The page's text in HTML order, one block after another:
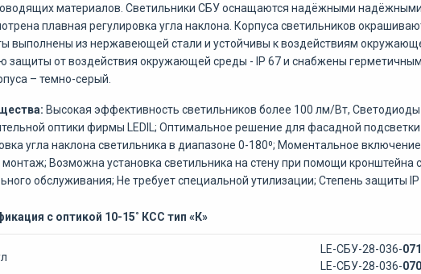
материалов. Светильники СБУ оснащаются надёжными надёжными
плавная регулировка угла наклона. Корпуса светильников
выполнены из нержавеющей стали и устойчивы к воздействиям
защиты от воздействия окружающей среды - IP 67 и снабжены
– темно-серый.
Высокая эффективность светильников более 100 лм/Вт,
оптики фирмы LEDIL; Оптимальное решение для фасадной
угла наклона светильника в диапазоне 0-180⁰; Моментальное
монтаж; Возможна установка светильника на стену при помощи кронштейна
обслуживания; Не требует специальной утилизации; Степень защиты
с оптикой 10-15˚ КСС тип «К»
LE-СБУ-28-036-
LE-СБУ-28-036-